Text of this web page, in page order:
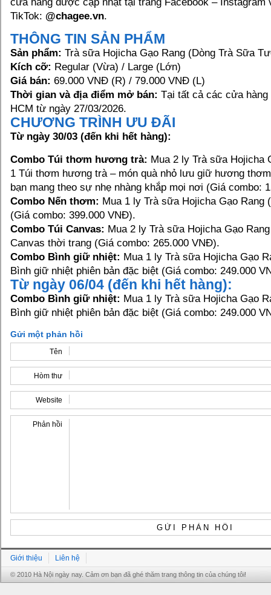
TikTok: @chagee.vn.
THÔNG TIN SẢN PHẨM
Sản phẩm: Trà sữa Hojicha Gạo Rang (Dòng Trà Sữa
Kích cỡ: Regular (Vừa) / Large (Lớn)
Giá bán: 69.000 VNĐ (R) / 79.000 VNĐ (L)
Thời gian và địa điểm mở bán: Tại tất cả các cửa hàng
HCM từ ngày 27/03/2026.
CHƯƠNG TRÌNH ƯU ĐÃI
Từ ngày 30/03 (đến khi hết hàng):
Combo Túi thơm hương trà: Mua 2 ly Trà sữa Hojicha
1 Túi thơm hương trà – món quà nhỏ lưu giữ hương
bạn mang theo sự nhẹ nhàng khắp mọi nơi (Giá combo:
Combo Nến thơm: Mua 1 ly Trà sữa Hojicha Gạo Rang
(Giá combo: 399.000 VNĐ).
Combo Túi Canvas: Mua 2 ly Trà sữa Hojicha Gạo
Canvas thời trang (Giá combo: 265.000 VNĐ).
Combo Bình giữ nhiệt: Mua 1 ly Trà sữa Hojicha Gạo
Bình giữ nhiệt phiên bản đặc biệt (Giá combo: 249.000
Từ ngày 06/04 (đến khi hết hàng):
Combo Bình giữ nhiệt: Mua 1 ly Trà sữa Hojicha Gạo
Bình giữ nhiệt phiên bản đặc biệt (Giá combo: 249.000
Gửi một phản hồi
Tên
Hòm thư
Website
Phản hồi
Giới thiệu Liên hệ
© 2010 Hà Nội ngày nay. Cảm ơn bạn đã ghé thăm trang thông tin của chúng tôi!